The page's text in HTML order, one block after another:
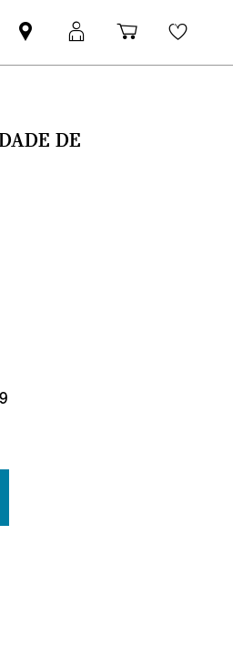
Pesquisar
parceiro
Iniciar
sessão
Carrinho
de
DE